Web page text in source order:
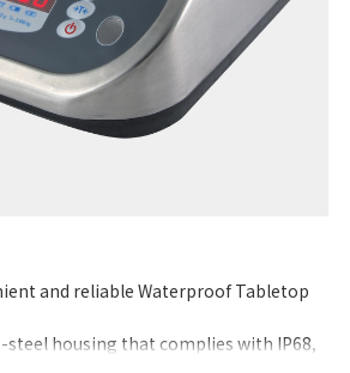
and reliable Waterproof Tabletop
housing that complies with IP68,